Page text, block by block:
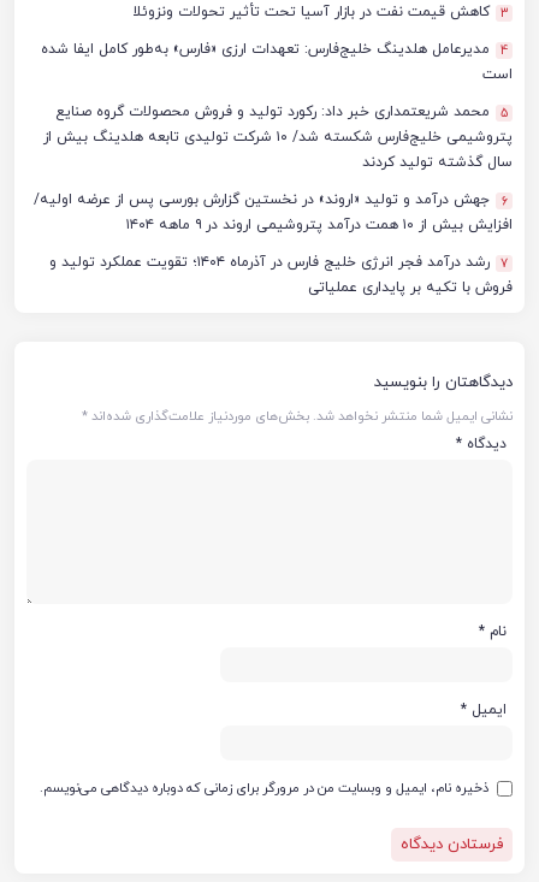
3 کاهش قیمت نفت در بازار آسیا تحت تأثیر تحولات ونزوئلا
4
مدیرعامل هلدینگ خلیج‌فارس: تعهدات ارزی «فارس» به‌طور کامل ایفا شده
است
5
محمد شریعتمداری خبر داد: رکورد تولید و فروش محصولات گروه صنایع
پتروشیمی خلیج‌فارس شکسته شد/ ۱۰ شرکت تولیدی تابعه هلدینگ بیش از
سال گذشته تولید کردند
6
جهش درآمد و تولید «اروند» در نخستین گزارش بورسی پس از عرضه اولیه/
افزایش بیش از ۱۰ همت درآمد پتروشیمی اروند در ۹ ماهه ۱۴۰۴
7
رشد درآمد فجر انرژی خلیج فارس در آذرماه ۱۴۰۴؛ تقویت عملکرد تولید و
فروش با تکیه بر پایداری عملیاتی
دیدگاهتان را بنویسید
نشانی ایمیل شما منتشر نخواهد شد. بخش‌های موردنیاز علامت‌گذاری شده‌اند*
دیدگاه *
نام *
ایمیل *
ذخیره نام، ایمیل و وبسایت من در مرورگر برای زمانی که دوباره دیدگاهی می‌نویسم.